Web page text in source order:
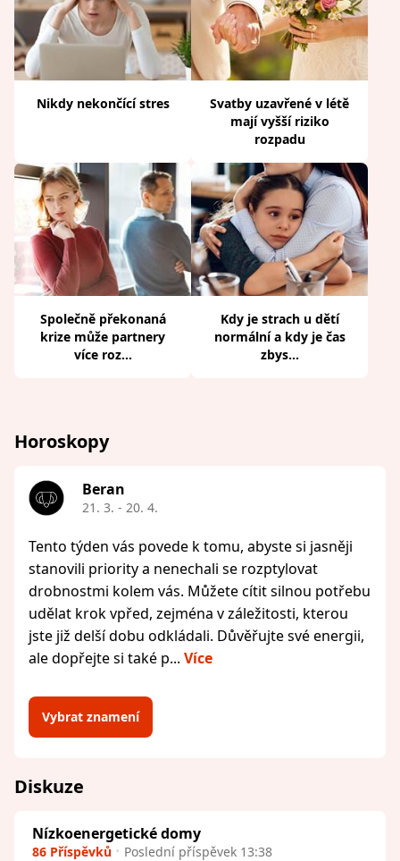
Nikdy nekončící stres
Svatby uzavřené v létě
mají vyšší riziko
rozpadu
Společně překonaná
krize může partnery
více roz...
Kdy je strach u dětí
normální a kdy je čas
zbys...
Horoskopy
Beran
21. 3. - 20. 4.
Tento týden vás povede k tomu, abyste si jasněji
stanovili priority a nenechali se rozptylovat
drobnostmi kolem vás. Můžete cítit silnou potřebu
udělat krok vpřed, zejména v záležitosti, kterou
jste již delší dobu odkládali. Důvěřujte své energii,
ale dopřejte si také p... Více
Vybrat znamení
Diskuze
Nízkoenergetické domy
86 Příspěvků Poslední příspěvek 13:38